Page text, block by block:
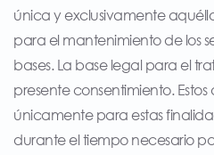
única y exclusivamente
para el mantenimiento de los
bases. La base legal para el
presente consentimiento. Estos
únicamente para estas
durante el tiempo necesario